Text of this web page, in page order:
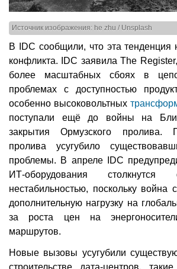
Источник изображения: he zhu / Unsplash
В IDC сообщили, что эта тенденция
конфликта. IDC заявила The
более масштабных сбоях в
проблемах с доступностью
особенно высоковольтных
поступали ещё до войны на
закрытия Ормузского пролива.
пролива усугубило
проблемы. В апреле IDC
ИТ-оборудования
нестабильностью, поскольку война
дополнительную нагрузку на
за роста цен на
маршрутов.
Новые вызовы усугубили